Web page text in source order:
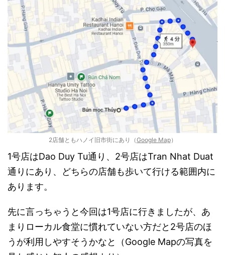
2店舗ともハノイ旧市街にあり（Google Map）
1号店はDao Duy Tu通り、2号店はTran Nhat Duat
通りにあり、どちらの店舗も歩いて行ける範囲内に
あります。
先に言っちゃうと今回は1号店に行きましたが、あ
まりローカル食堂に慣れていない方だと2号店のほ
うが利用しやすそうかなと（Google Mapの写真を